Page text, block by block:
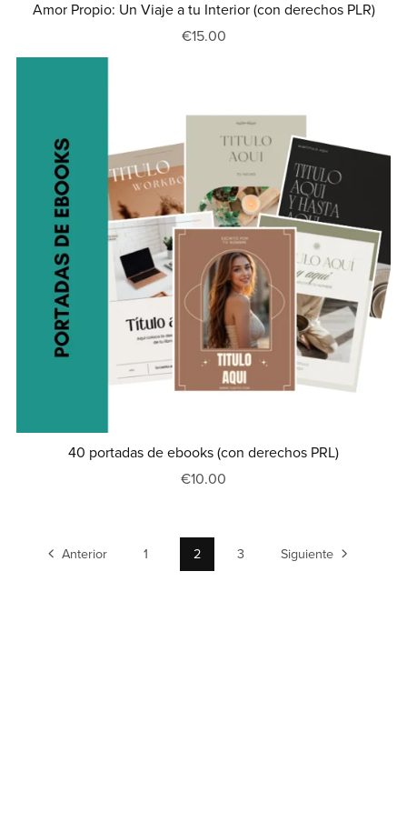
Amor Propio: Un Viaje a tu Interior (con derechos PLR)
€15.00
40 portadas de ebooks (con derechos PRL)
€10.00
Anterior 1 2 3 Siguiente